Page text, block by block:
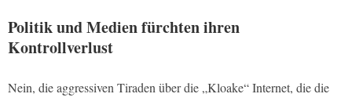
Politik und Medien fürchten ihren
Kontrollverlust
Nein, die aggressiven Tiraden über die „Kloake“ Internet, die die